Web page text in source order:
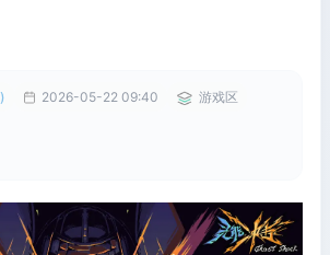
2026-05-22 09:40
游戏区